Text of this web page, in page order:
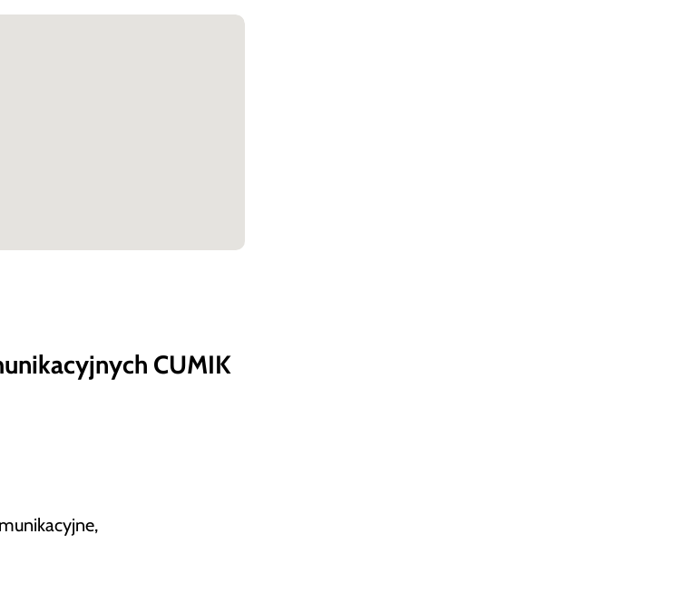
CUMIK